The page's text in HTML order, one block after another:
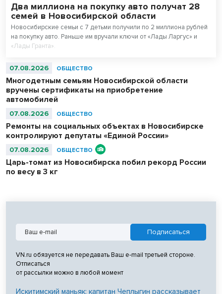
Два миллиона на покупку авто получат 28
семей в Новосибирской области
Новосибирские семьи с 7 детьми получили по 2 миллиона рублей
на покупку авто. Раньше им вручали ключи от «Лады Ларгус» и
«Лады Гранта».
07.08.2026 ОБЩЕСТВО
Многодетным семьям Новосибирской области
вручены сертификаты на приобретение
автомобилей
07.08.2026 ОБЩЕСТВО
Ремонты на социальных объектах в Новосибирске
контролируют депутаты «Единой России»
07.08.2026 ОБЩЕСТВО
Царь-томат из Новосибирска побил рекорд России
по весу в 3 кг
VN.ru обязуется не передавать Ваш e-mail третьей стороне.
Отписаться
от рассылки можно в любой момент
Искитимский маньяк: капитан Чеплыгин рассказывает